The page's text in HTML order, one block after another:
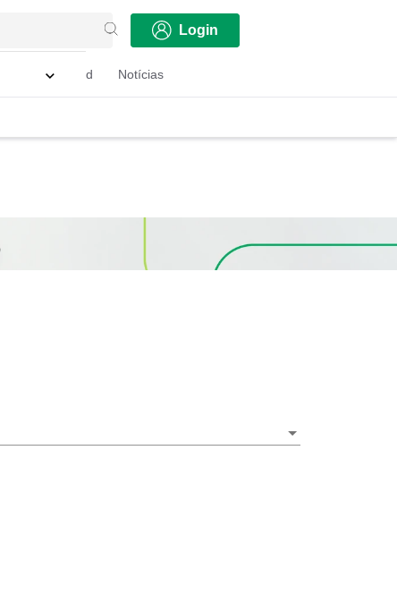
Login
Plano Unimed Notícias